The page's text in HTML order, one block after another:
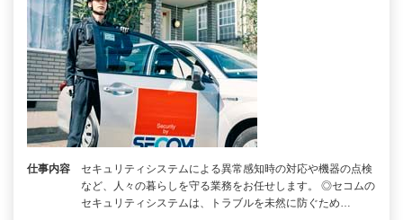
仕事内容
セキュリティシステムによる異常感知時の対応や機器の点検
など、人々の暮らしを守る業務をお任せします。 ◎セコムの
セキュリティシステムは、トラブルを未然に防ぐため…